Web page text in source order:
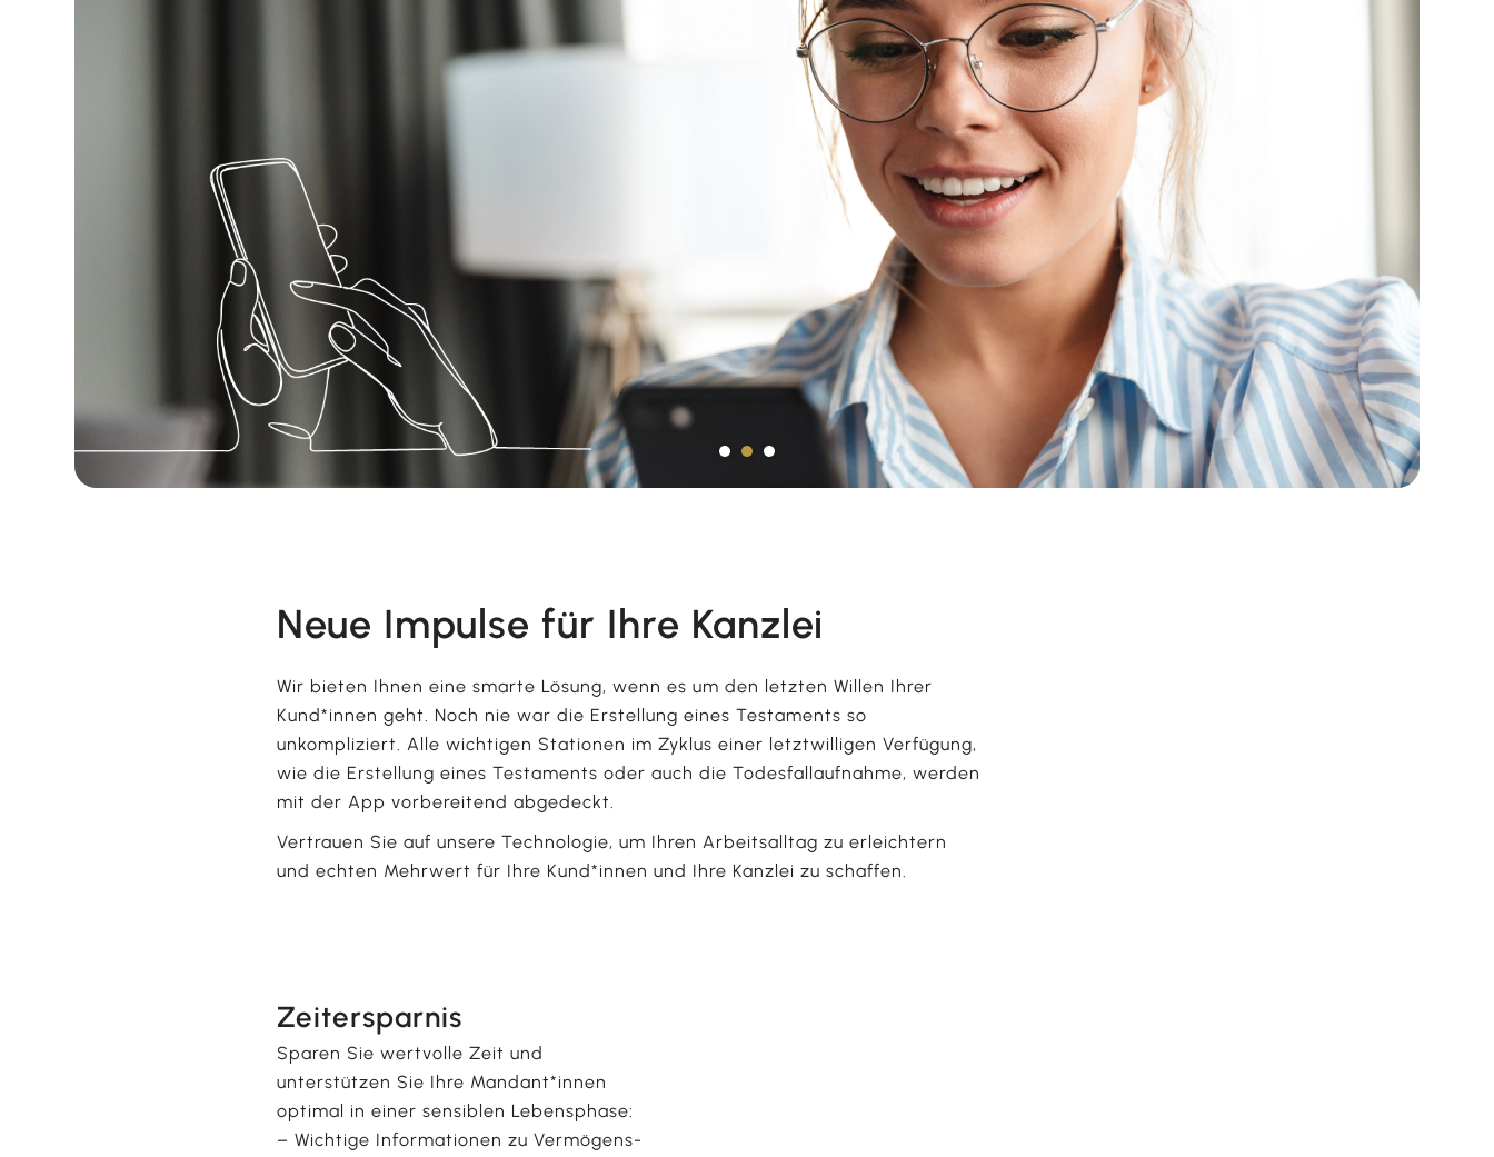
Neue Impulse für Ihre Kanzlei
Wir bieten Ihnen eine smarte Lösung, wenn es um den letzten Willen Ihrer
Kund*innen geht. Noch nie war die Erstellung eines Testaments so
unkompliziert. Alle wichtigen Stationen im Zyklus einer letztwilligen Verfügung,
wie die Erstellung eines Testaments oder auch die Todesfallaufnahme, werden
mit der App vorbereitend abgedeckt.
Vertrauen Sie auf unsere Technologie, um Ihren Arbeitsalltag zu erleichtern
und echten Mehrwert für Ihre Kund*innen und Ihre Kanzlei zu schaffen.
Zeitersparnis
Sparen Sie wertvolle Zeit und
unterstützen Sie Ihre Mandant*innen
optimal in einer sensiblen Lebensphase:
– Wichtige Informationen zu Vermögens-